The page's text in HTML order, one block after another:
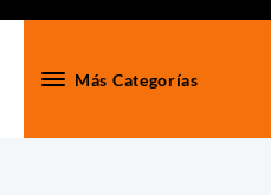
Más Categorías